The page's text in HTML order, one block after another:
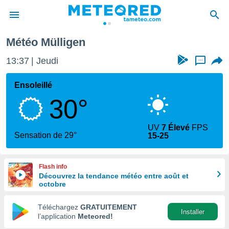
de
en
Météo Mülligen
13:37 Jeudi ...
Ensoleillé
30°
Sensation de 29°
UV7 Élevé FPS
15-25
Flash info
Découvrez la tendance météo entre août et
octobre
Téléchargez GRATUITEMENT
l’application Meteored!
Installer